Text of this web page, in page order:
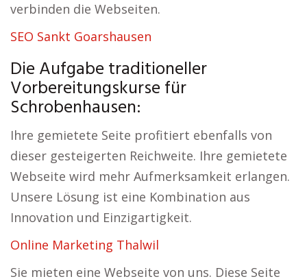
verbinden die Webseiten.
SEO Sankt Goarshausen
Die Aufgabe traditioneller
Vorbereitungskurse für
Schrobenhausen:
Ihre gemietete Seite profitiert ebenfalls von
dieser gesteigerten Reichweite. Ihre gemietete
Webseite wird mehr Aufmerksamkeit erlangen.
Unsere Lösung ist eine Kombination aus
Innovation und Einzigartigkeit.
Online Marketing Thalwil
Sie mieten eine Webseite von uns. Diese Seite